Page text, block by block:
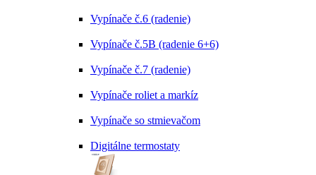
Vypínače č.6 (radenie)
Vypínače č.5B (radenie 6+6)
Vypínače č.7 (radenie)
Vypínače roliet a markíz
Vypínače so stmievačom
Digitálne termostaty